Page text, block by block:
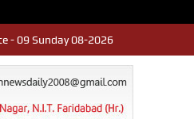
- 09 Sunday 08-2026